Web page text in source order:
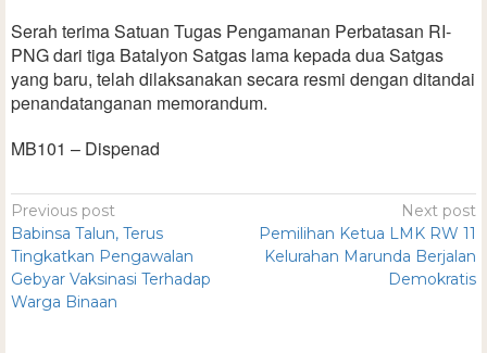
Serah terima Satuan Tugas Pengamanan Perbatasan RI-
PNG dari tiga Batalyon Satgas lama kepada dua Satgas
yang baru, telah dilaksanakan secara resmi dengan ditandai
penandatanganan memorandum.
MB101 – Dispenad
Previous post
Babinsa Talun, Terus
Tingkatkan Pengawalan
Gebyar Vaksinasi Terhadap
Warga Binaan
Next post
Pemilihan Ketua LMK RW 11
Kelurahan Marunda Berjalan
Demokratis